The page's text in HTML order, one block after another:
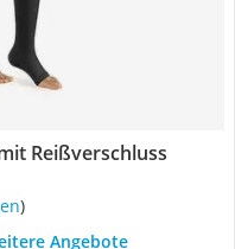
Reißverschluss
)
Angebote